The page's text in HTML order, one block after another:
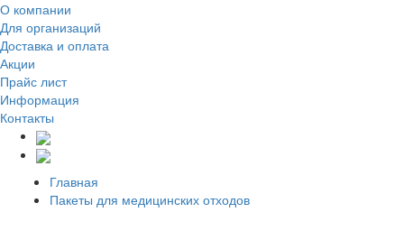
О компании
Для организаций
Доставка и оплата
Акции
Прайс лист
Информация
Контакты
Главная
Пакеты для медицинских отходов